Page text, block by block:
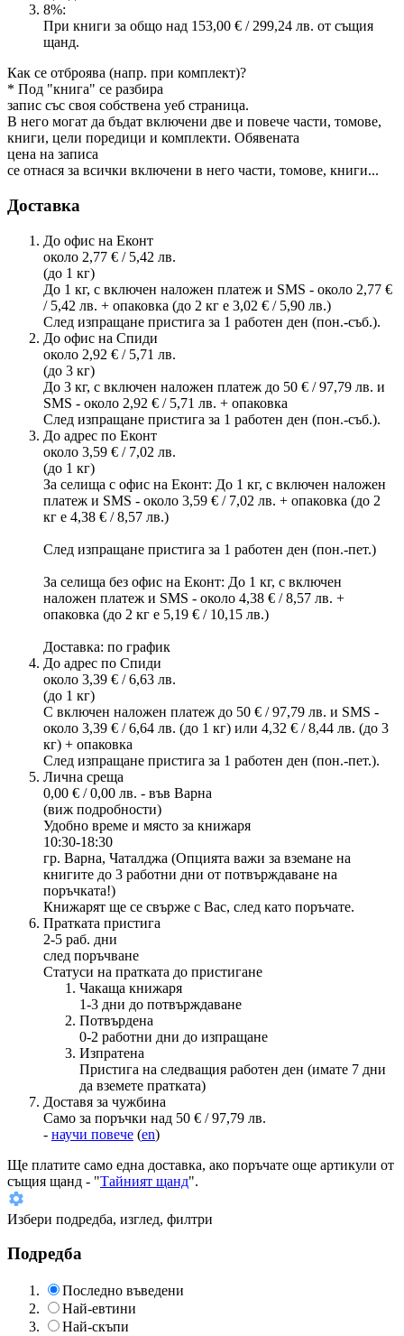
8%:
При книги за общо над 153,00 € / 299,24 лв. от същия
щанд.
Как се отброява (напр. при комплект)?
* Под "книга" се разбира
запис със своя собствена уеб страница.
В него могат да бъдат включени две и повече части, томове,
книги, цели поредици и комплекти. Обявената
цена на записа
се отнася за всички включени в него части, томове, книги...
Доставка
До офис на Еконт
около 2,77 € / 5,42 лв.
(до 1 кг)
До 1 кг, с включен наложен платеж и SMS - около 2,77 €
/ 5,42 лв. + опаковка (до 2 кг е 3,02 € / 5,90 лв.)
След изпращане пристига за 1 работен ден (пон.-съб.).
До офис на Спиди
около 2,92 € / 5,71 лв.
(до 3 кг)
До 3 кг, с включен наложен платеж до 50 € / 97,79 лв. и
SMS - около 2,92 € / 5,71 лв. + опаковка
След изпращане пристига за 1 работен ден (пон.-съб.).
До адрес по Еконт
около 3,59 € / 7,02 лв.
(до 1 кг)
За селища с офис на Еконт: До 1 кг, с включен наложен
платеж и SMS - около 3,59 € / 7,02 лв. + опаковка (до 2
кг е 4,38 € / 8,57 лв.)
След изпращане пристига за 1 работен ден (пон.-пет.)
За селища без офис на Еконт: До 1 кг, с включен
наложен платеж и SMS - около 4,38 € / 8,57 лв. +
опаковка (до 2 кг е 5,19 € / 10,15 лв.)
Доставка: по график
До адрес по Спиди
около 3,39 € / 6,63 лв.
(до 1 кг)
С включен наложен платеж до 50 € / 97,79 лв. и SMS -
около 3,39 € / 6,64 лв. (до 1 кг) или 4,32 € / 8,44 лв. (до 3
кг) + опаковка
След изпращане пристига за 1 работен ден (пон.-пет.).
Лична среща
0,00 € / 0,00 лв. - във Варна
(виж подробности)
Удобно време и място за книжаря
10:30-18:30
гр. Варна, Чаталджа (Опцията важи за вземане на
книгите до 3 работни дни от потвърждаване на
поръчката!)
Книжарят ще се свърже с Вас, след като поръчате.
Пратката пристига
2-5 раб. дни
след поръчване
Статуси на пратката до пристигане
Чакаща книжаря
1-3 дни до потвърждаване
Потвърдена
0-2 работни дни до изпращане
Изпратена
Пристига на следващия работен ден (имате 7 дни
да вземете пратката)
Доставя за чужбина
Само за поръчки над 50 € / 97,79 лв.
- научи повече (en)
Ще платите само една доставка, ако поръчате още артикули от
същия щанд - "Тайният щанд".
Избери подредба, изглед, филтри
Подредба
Последно въведени
Най-евтини
Най-скъпи